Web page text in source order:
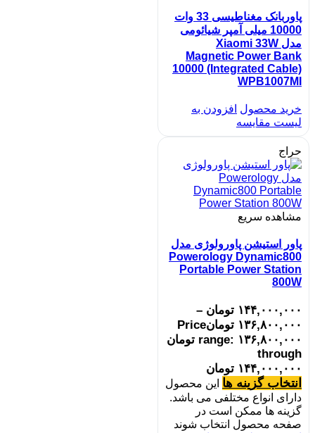
پاوربانک مغناطیسی 33 وات
10000 میلی آمپر شیائومی
مدل Xiaomi 33W
Magnetic Power Bank
10000 (Integrated Cable)
WPB1007MI
خرید محصول افزودن به
لیست مقایسه
حراج
مشاهده سریع
پاور استیشن پاورولوژی مدل
Powerology Dynamic800
Portable Power Station
800W
۱۴۴,۰۰۰,۰۰۰ تومان –
۱۳۶,۸۰۰,۰۰۰ تومانPrice
range: ۱۳۶,۸۰۰,۰۰۰ تومان
through
۱۴۴,۰۰۰,۰۰۰ تومان
انتخاب گزینه ها این محصول
دارای انواع مختلفی می باشد.
گزینه ها ممکن است در
صفحه محصول انتخاب شوند